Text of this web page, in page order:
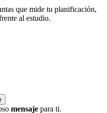
que mide tu planificación,
al estudio.
mensajepara ti.